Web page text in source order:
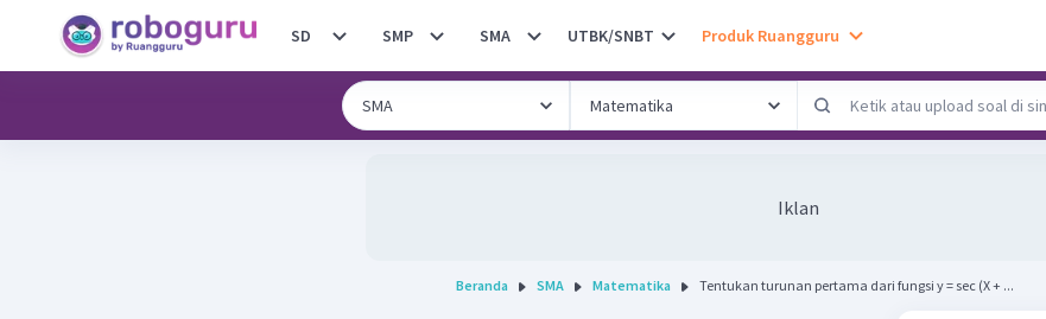
SD SMP SMA UTBK/SNBT Produk Ruangguru
Iklan
Beranda SMA Matematika Tentukan turunan pertama dari fungsi y = sec (X + ...